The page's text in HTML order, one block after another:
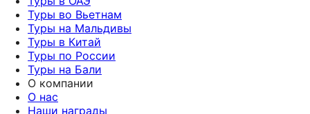
Туры во Вьетнам
Туры на Мальдивы
Туры в Китай
Туры по России
Туры на Бали
О компании
О нас
Наши награды